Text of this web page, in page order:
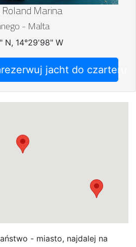
Marina
- Malta
N, 14°29'98" W
jacht do czarteru
- miasto, najdalej na